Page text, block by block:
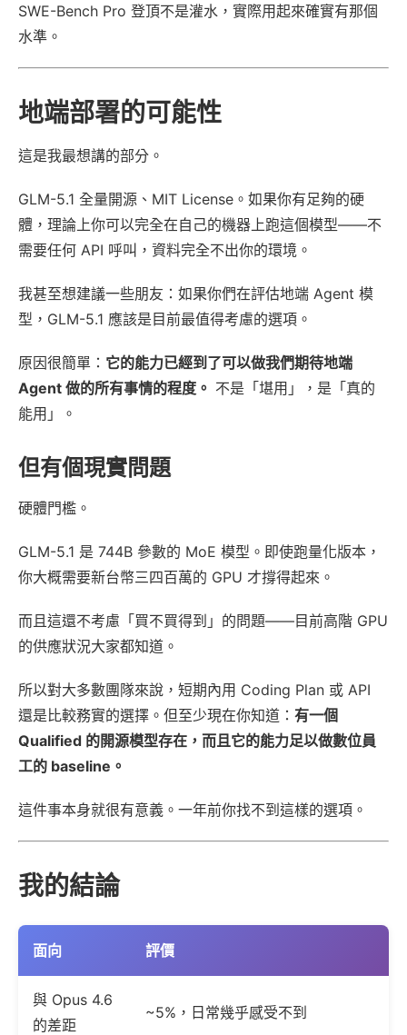
SWE-Bench Pro 登頂不是灌水，實際用起來確實有那個
水準。
地端部署的可能性
這是我最想講的部分。
GLM-5.1 全量開源、MIT License。如果你有足夠的硬
體，理論上你可以完全在自己的機器上跑這個模型——不
需要任何 API 呼叫，資料完全不出你的環境。
我甚至想建議一些朋友：如果你們在評估地端 Agent 模
型，GLM-5.1 應該是目前最值得考慮的選項。
原因很簡單： 它的能力已經到了可以做我們期待地端
Agent 做的所有事情的程度。 不是「堪用」，是「真的
能用」。
但有個現實問題
硬體門檻。
GLM-5.1 是 744B 參數的 MoE 模型。即使跑量化版本，
你大概需要新台幣三四百萬的 GPU 才撐得起來。
而且這還不考慮「買不買得到」的問題——目前高階 GPU
的供應狀況大家都知道。
所以對大多數團隊來說，短期內用 Coding Plan 或 API
還是比較務實的選擇。但至少現在你知道： 有一個
Qualified 的開源模型存在，而且它的能力足以做數位員
工的 baseline。
這件事本身就很有意義。一年前你找不到這樣的選項。
我的結論
面向 評價
與 Opus 4.6
的差距
~5%，日常幾乎感受不到